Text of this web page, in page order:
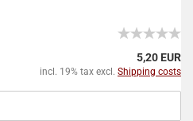
5,20 EUR
incl. 19% tax excl. Shipping costs